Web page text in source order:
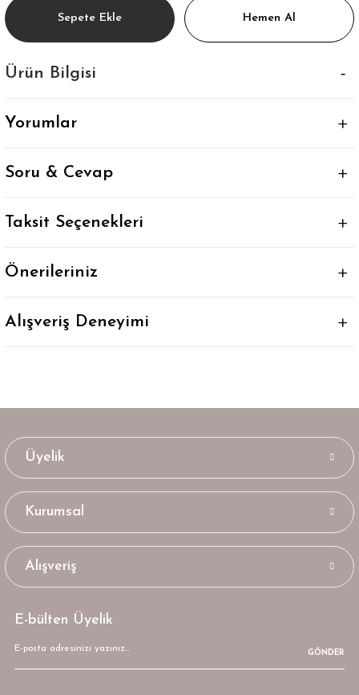
Sepete Ekle Hemen Al
Ürün Bilgisi
Yorumlar
Soru & Cevap
Taksit Seçenekleri
Önerileriniz
Alışveriş Deneyimi
Üyelik
Kurumsal
Alışveriş
E-bülten Üyelik
GÖNDER